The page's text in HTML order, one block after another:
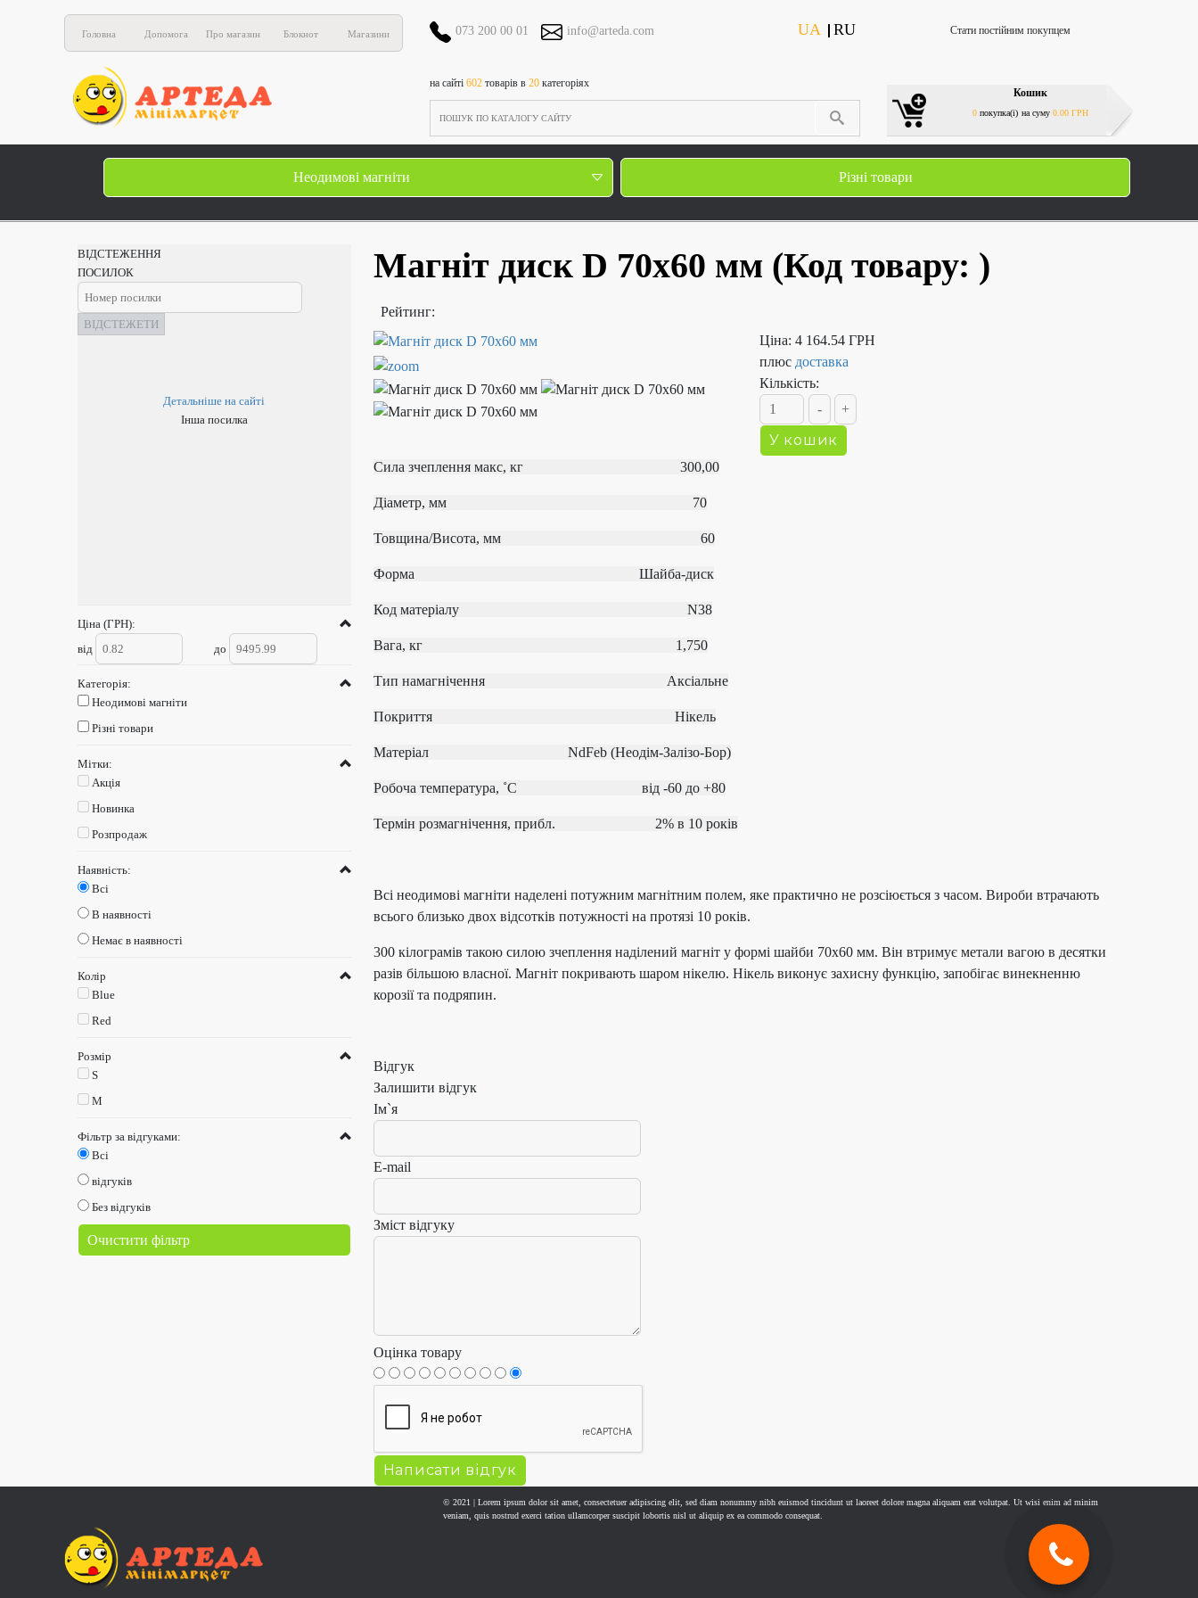
Головна Допомога Про магазин Блокнот Магазини UA RU
073 200 00 01 info@arteda.com Стати постійним покупцем
на сайті 602 товарів в 20 категоріях
Кошик
0 покупка(і) на суму0.00 ГРН
Неодимові магніти Різні товари
ВІДСТЕЖЕННЯ
ПОСИЛОК
ВІДСТЕЖЕТИ
Детальніше на сайті
Інша посилка
Ціна (ГРН):
від
до
Категорія:
Неодимові магніти
Різні товари
Мітки:
Акція
Новинка
Розпродаж
Наявність:
Всі
В наявності
Немає в наявності
Колір
Blue
Red
Розмір
S
M
Фільтр за відгуками:
Всі
відгуків
Без відгуків
Очистити фільтр
Магніт диск D 70х60 мм (Код товару: )
Рейтинг:
Ціна: 4 164.54 ГРН
плюс доставка
Кількість:
Сила зчеплення макс, кг 300,00
Діаметр, мм 70
Товщина/Висота, мм 60
Форма Шайба-диск
Код матеріалу N38
Вага, кг 1,750
Тип намагнічення Аксіальне
Покриття Нікель
Матеріал NdFeb (Неодім-Залізо-Бор)
Робоча температура, ˚С від ‐60 до +80
Термін розмагнічення, прибл. 2% в 10 років
Всі неодимові магніти наделені потужним магнітним полем, яке практично не розсіюється з часом. Вироби втрачають
всього близько двох відсотків потужності на протязі 10 років.
300 кілограмів такою силою зчеплення наділений магніт у формі шайби 70х60 мм. Він втримує метали вагою в десятки
разів більшою власної. Магніт покривають шаром нікелю. Нікель виконує захисну функцію, запобігає винекненню
корозії та подряпин.
Відгук
Залишити відгук
Ім`я
E-mail
Зміст відгуку
Оцінка товару
© 2021 | Lorem ipsum dolor sit amet, consectetuer adipiscing elit, sed diam nonummy nibh euismod tincidunt ut laoreet dolore magna aliquam erat volutpat. Ut wisi enim ad minim
veniam, quis nostrud exerci tation ullamcorper suscipit lobortis nisl ut aliquip ex ea commodo consequat.